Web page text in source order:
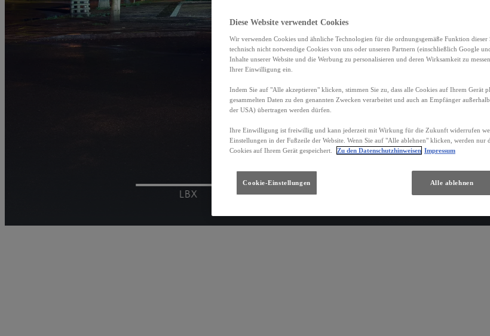
LBX RZ​
Diese Website verwendet Cookies
Wir verwenden Cookies und ähnliche Technologien für die ordnungsgemäße Funktion dieser
technisch nicht notwendige Cookies von uns oder unseren Partnern (einschließlich Google
Inhalte unserer Website und die Werbung zu personalisieren und deren Wirksamkeit zu
Ihrer Einwilligung ein.
Indem Sie auf "Alle akzeptieren" klicken, stimmen Sie zu, dass alle Cookies auf Ihrem Gerät
gesammelten Daten zu den genannten Zwecken verarbeitet und auch an Empfänger
der USA) übertragen werden dürfen.
Ihre Einwilligung ist freiwillig und kann jederzeit mit Wirkung für die Zukunft widerrufen
Einstellungen in der Fußzeile der Website. Wenn Sie auf "Alle ablehnen" klicken, werden nur
Cookies auf Ihrem Gerät gespeichert.
Zu den Datenschutzhinweisen Impressum
Cookie-Einstellungen Alle ablehnen